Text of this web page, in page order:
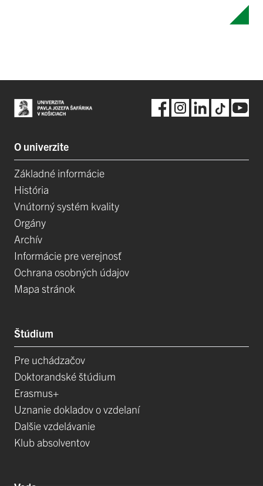
O univerzite
Základné informácie
História
Vnútorný systém kvality
Orgány
Archív
Informácie pre verejnosť
Ochrana osobných údajov
Mapa stránok
Štúdium
Pre uchádzačov
Doktorandské štúdium
Erasmus+
Uznanie dokladov o vzdelaní
Dalšie vzdelávanie
Klub absolventov